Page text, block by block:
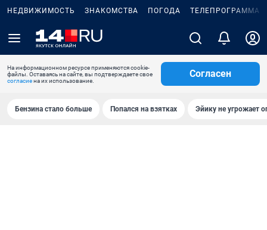
НЕДВИЖИМОСТЬ ЗНАКОМСТВА ПОГОДА ТЕЛЕПРОГРАММА
На информационном ресурсе применяются cookie-
файлы. Оставаясь на сайте, вы подтверждаете свое
согласиена их использование.
Согласен
Бензина стало больше Попался на взятках Эйику не угрожает